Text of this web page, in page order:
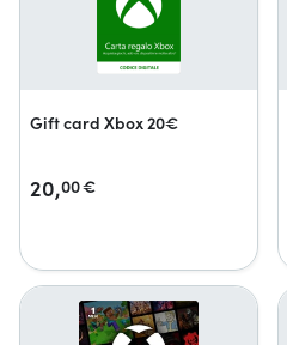
Gift card Xbox 20€
20,00€